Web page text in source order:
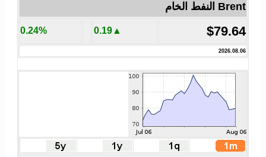
Brent النفط الخام
$79.64
▲0.19
0.24%
2026.08.06